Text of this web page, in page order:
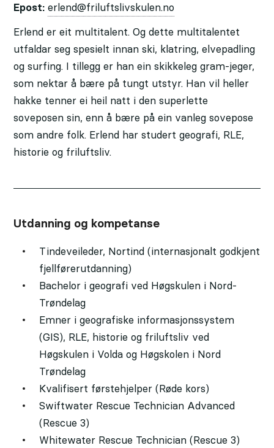
Epost: erlend@friluftslivskulen.no
Erlend er eit multitalent. Og dette multitalentet
utfaldar seg spesielt innan ski, klatring, elvepadling
og surfing. I tillegg er han ein skikkeleg gram-jeger,
som nektar å bære på tungt utstyr. Han vil heller
hakke tenner ei heil natt i den superlette
soveposen sin, enn å bære på ein vanleg sovepose
som andre folk. Erlend har studert geografi, RLE,
historie og friluftsliv.
Utdanning og kompetanse
Tindeveileder, Nortind (internasjonalt godkjent
fjellførerutdanning)
Bachelor i geografi ved Høgskulen i Nord-
Trøndelag
Emner i geografiske informasjonssystem
(GIS), RLE, historie og friluftsliv ved
Høgskulen i Volda og Høgskolen i Nord
Trøndelag
Kvalifisert førstehjelper (Røde kors)
Swiftwater Rescue Technician Advanced
(Rescue 3)
Whitewater Rescue Technician (Rescue 3)